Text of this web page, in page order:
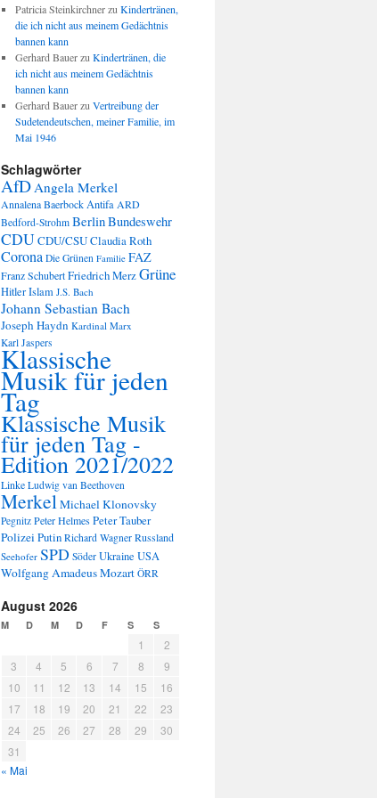
Patricia Steinkirchnerzu Kindertränen,
die ich nicht aus meinem Gedächtnis
bannen kann
Gerhard Bauerzu Kindertränen, die
ich nicht aus meinem Gedächtnis
bannen kann
Gerhard Bauerzu Vertreibung der
Sudetendeutschen, meiner Familie, im
Mai 1946
Schlagwörter
AfDAngela Merkel
Annalena BaerbockAntifa ARD
Bedford-Strohm BerlinBundeswehr
CDUCDU/CSUClaudia Roth
Corona Die Grünen Familie FAZ
Franz SchubertFriedrich MerzGrüne
HitlerIslam J.S. Bach
Johann Sebastian Bach
Joseph Haydn Kardinal Marx
Karl Jaspers
Klassische
Musik für jeden
Tag
Klassische Musik
für jeden Tag -
Edition 2021/2022
Linke Ludwig van Beethoven
MerkelMichael Klonovsky
Pegnitz Peter HelmesPeter Tauber
PolizeiPutin Richard Wagner Russland
Seehofer SPD Söder Ukraine USA
Wolfgang Amadeus Mozart ÖRR
August 2026
M D M D F S S
1
2
3
4 5 6 7 8
9
10
11 12 13 14 15
16
17
18 19 20 21 22
23
24
25 26 27 28 29
30
31
« Mai